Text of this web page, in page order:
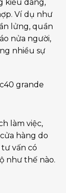
kiểu dáng,
Ví dụ như
lửng, quần
nửa người,
nhiều sự
làm việc,
hàng do
vấn có
như thế nào.